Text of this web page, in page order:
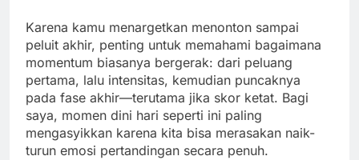
Karena kamu menargetkan menonton sampai
peluit akhir, penting untuk memahami bagaimana
momentum biasanya bergerak: dari peluang
pertama, lalu intensitas, kemudian puncaknya
pada fase akhir—terutama jika skor ketat. Bagi
saya, momen dini hari seperti ini paling
mengasyikkan karena kita bisa merasakan naik-
turun emosi pertandingan secara penuh.